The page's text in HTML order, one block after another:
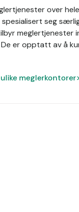
over
seg
meglertjenester
er opptatt av å